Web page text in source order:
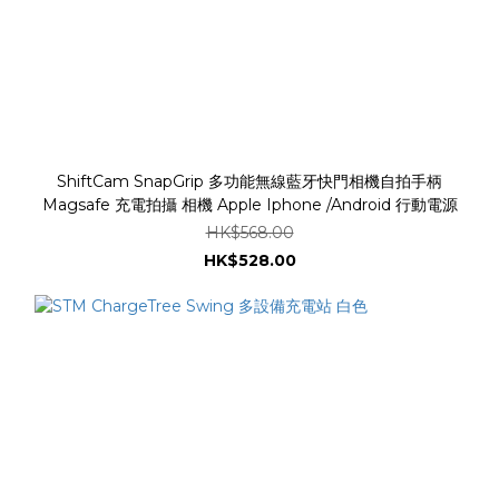
ShiftCam SnapGrip 多功能無線藍牙快門相機自拍手柄
Magsafe 充電拍攝 相機 Apple Iphone /Android 行動電源
HK$568.00
HK$528.00